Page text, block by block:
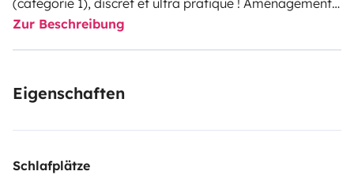
(catégorie 1), discret et ultra pratique ! Aménagement
artisanal en bois massif, isolation naturelle (liège
projeté + laine de coton), autonomie complète :
12V, évier + douchette, chauffe-eau, nombreux
auto/applecarplay
Zur Beschreibung
Eigenschaften
Schlafplätze